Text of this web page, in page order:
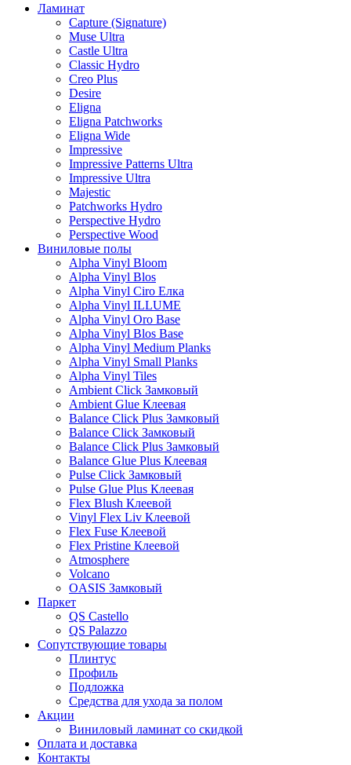
Ламинат
Capture (Signature)
Muse Ultra
Castle Ultra
Classic Hydro
Creo Plus
Desire
Eligna
Eligna Patchworks
Eligna Wide
Impressive
Impressive Patterns Ultra
Impressive Ultra
Majestic
Patchworks Hydro
Perspective Hydro
Perspective Wood
Виниловые полы
Alpha Vinyl Bloom
Alpha Vinyl Blos
Alpha Vinyl Ciro Елка
Alpha Vinyl ILLUME
Alpha Vinyl Oro Base
Alpha Vinyl Blos Base
Alpha Vinyl Medium Planks
Alpha Vinyl Small Planks
Alpha Vinyl Tiles
Ambient Click Замковый
Ambient Glue Клеевая
Balance Click Plus Замковый
Balance Click Замковый
Balance Click Plus Замковый
Balance Glue Plus Клеевая
Pulse Click Замковый
Pulse Glue Plus Клеевая
Flex Blush Клеевой
Vinyl Flex Liv Клеевой
Flex Fuse Клеевой
Flex Pristine Клеевой
Atmosphere
Volcano
OASIS Замковый
Паркет
QS Castello
QS Palazzo
Сопутствующие товары
Плинтус
Профиль
Подложка
Средства для ухода за полом
Акции
Виниловый ламинат со скидкой
Оплата и доставка
Контакты